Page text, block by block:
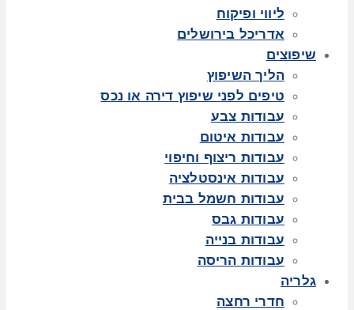
ליווי ופיקוח
אדריכל בירושלים
שיפוצים
הליך השיפוץ
טיפים לפני שיפוץ דירה או נכס
עבודות צבע
עבודות איטום
עבודות ריצוף וחיפוי
עבודות אינסטלציה
עבודות חשמל בבית
עבודות גבס
עבודות בנייה
עבודות הריסה
גלריה
חדרי רחצה